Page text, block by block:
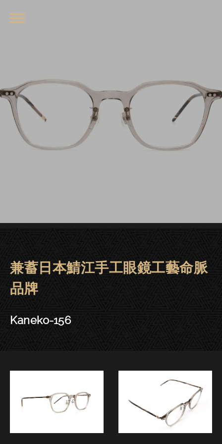
金子眼鏡 | 大安．東門－Kaneko-
兼蓄日本鯖江手工眼鏡工藝命脈
品牌
Kaneko-156